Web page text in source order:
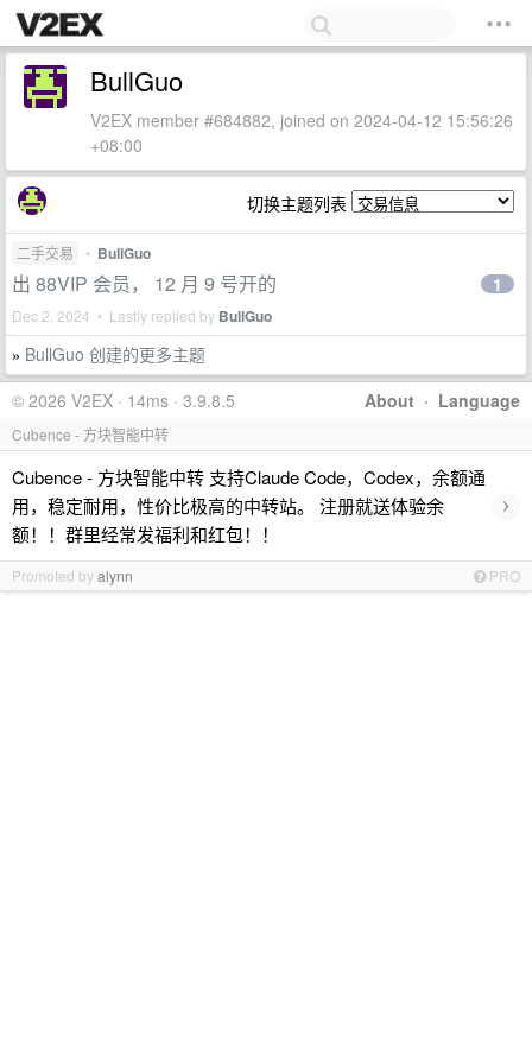
BullGuo
V2EX member #684882, joined on 2024-04-12 15:56:26
+08:00
切换主题列表
二手交易 • BullGuo
出 88VIP 会员， 12 月 9 号开的
Dec 2, 2024 • Lastly replied by BullGuo
1
» BullGuo 创建的更多主题
About · Language
© 2026 V2EX · 14ms · 3.9.8.5
Cubence - 方块智能中转
Cubence - 方块智能中转 支持Claude Code，Codex，余额通
用，稳定耐用，性价比极高的中转站。 注册就送体验余
额！！群里经常发福利和红包！！
›
Promoted byalynn PRO